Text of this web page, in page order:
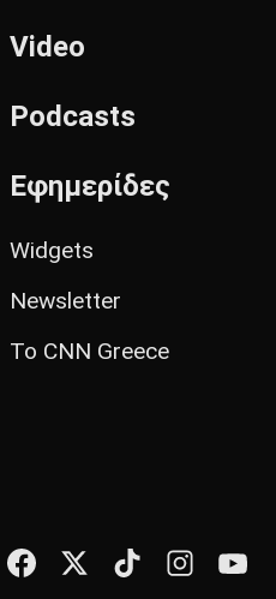
Video
Podcasts
Εφημερίδες
Widgets
Newsletter
Το CNN Greece